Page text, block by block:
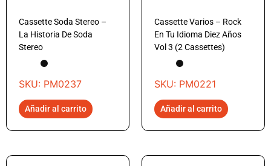
Cassette Soda Stereo –
La Historia De Soda
Stereo
SKU: PM0237
Añadir al carrito
Cassette Varios – Rock
En Tu Idioma Diez Años
Vol 3 (2 Cassettes)
SKU: PM0221
Añadir al carrito